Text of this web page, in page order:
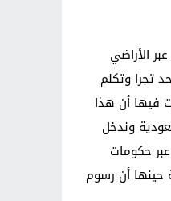
الأراضي
تجرا وتكلم
فيها أن هذا
وندخل
حكومات
حينها أن رسوم